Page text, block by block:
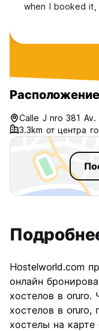
when I booked
Расположение
Calle J nro 381
3.3km от центра
Hostelworld.com
онлайн
хостелов в oruro.
хостелов в
хостелы на карте